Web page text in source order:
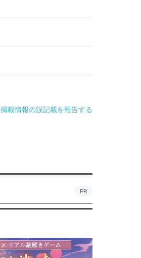
掲載情報の誤記載を報告する
PR